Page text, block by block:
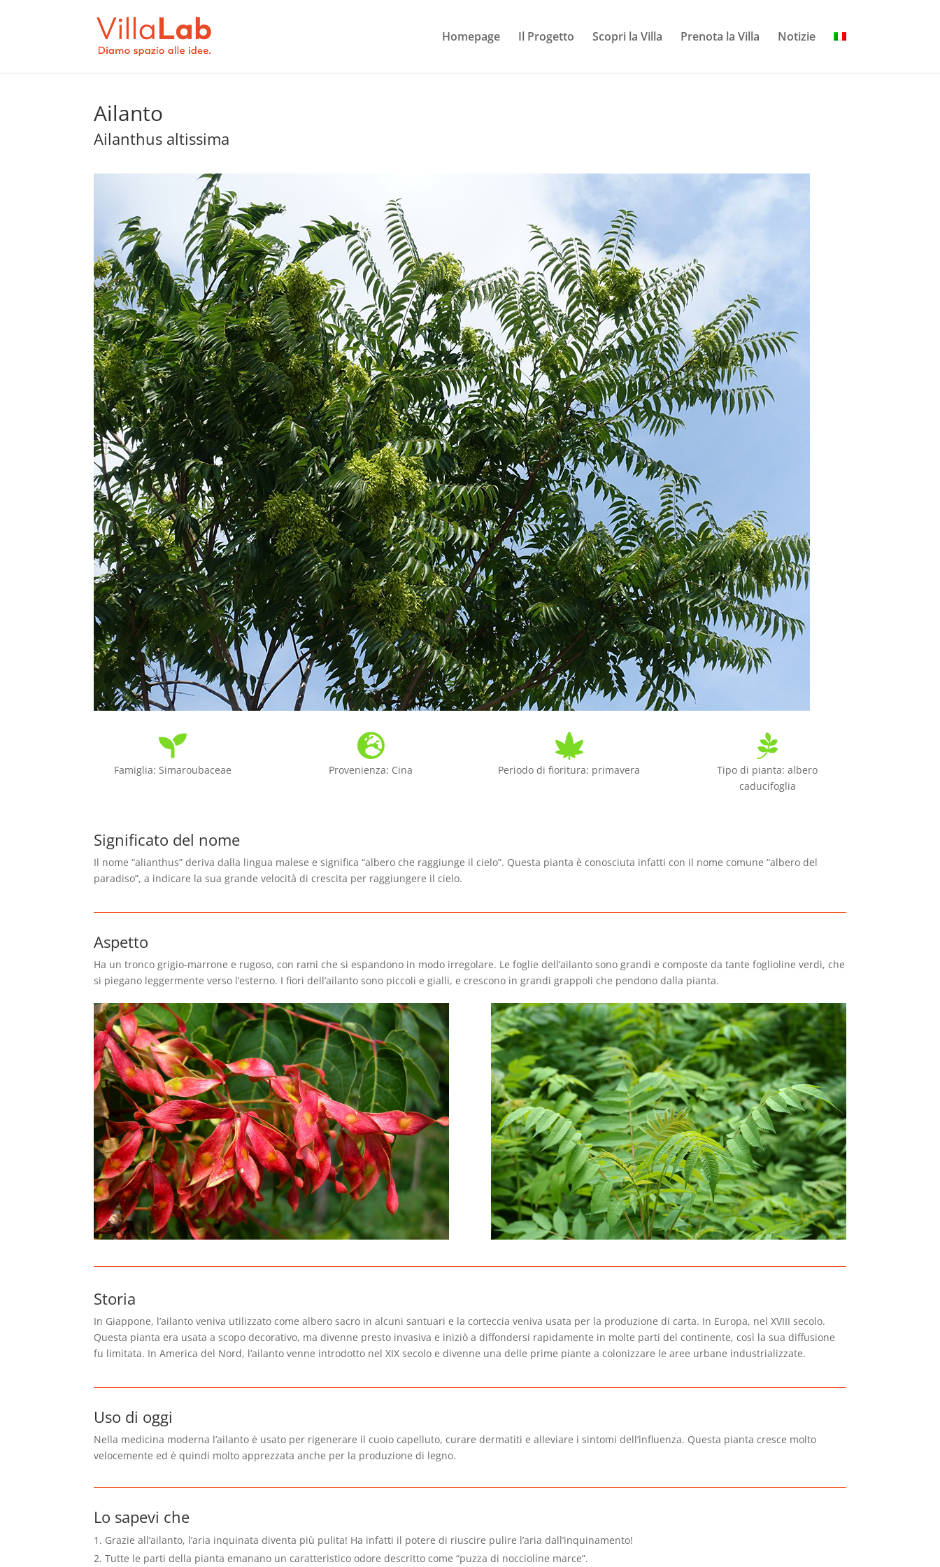
Homepage Il Progetto Scopri la Villa Prenota la Villa Notizie
Ailanto
Ailanthus altissima

Famiglia: Simaroubaceae

Provenienza: Cina

Periodo di fioritura: primavera

Tipo di pianta: albero
caducifoglia
Significato del nome
Il nome “alianthus” deriva dalla lingua malese e significa “albero che raggiunge il cielo”. Questa pianta è conosciuta infatti con il nome comune “albero del
paradiso”, a indicare la sua grande velocità di crescita per raggiungere il cielo.
Aspetto
Ha un tronco grigio-marrone e rugoso, con rami che si espandono in modo irregolare. Le foglie dell’ailanto sono grandi e composte da tante foglioline verdi, che
si piegano leggermente verso l’esterno. I fiori dell’ailanto sono piccoli e gialli, e crescono in grandi grappoli che pendono dalla pianta.
Storia
In Giappone, l’ailanto veniva utilizzato come albero sacro in alcuni santuari e la corteccia veniva usata per la produzione di carta. In Europa, nel XVIII secolo.
Questa pianta era usata a scopo decorativo, ma divenne presto invasiva e iniziò a diffondersi rapidamente in molte parti del continente, così la sua diffusione
fu limitata. In America del Nord, l’ailanto venne introdotto nel XIX secolo e divenne una delle prime piante a colonizzare le aree urbane industrializzate.
Uso di oggi
Nella medicina moderna l’ailanto è usato per rigenerare il cuoio capelluto, curare dermatiti e alleviare i sintomi dell’influenza. Questa pianta cresce molto
velocemente ed è quindi molto apprezzata anche per la produzione di legno.
Lo sapevi che
Grazie all’ailanto, l’aria inquinata diventa più pulita! Ha infatti il potere di riuscire pulire l’aria dall’inquinamento!
Tutte le parti della pianta emanano un caratteristico odore descritto come “puzza di noccioline marce”.